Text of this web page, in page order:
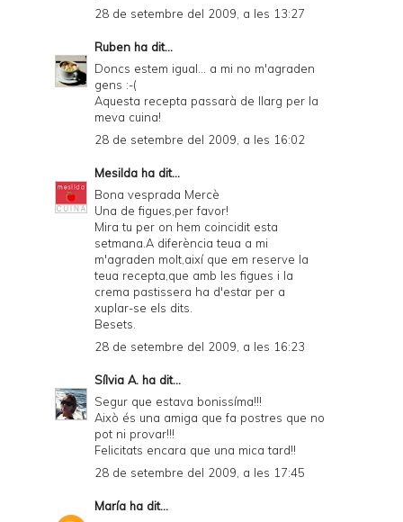
28 de setembre del 2009, a les 13:27
Ruben ha dit...
Doncs estem igual... a mi no m'agraden
gens :-(
Aquesta recepta passarà de llarg per la
meva cuina!
28 de setembre del 2009, a les 16:02
Mesilda ha dit...
Bona vesprada Mercè
Una de figues,per favor!
Mira tu per on hem coincidit esta
setmana.A diferència teua a mi
m'agraden molt,així que em reserve la
teua recepta,que amb les figues i la
crema pastissera ha d'estar per a
xuplar-se els dits.
Besets.
28 de setembre del 2009, a les 16:23
Sílvia A. ha dit...
Segur que estava bonissíma!!!
Això és una amiga que fa postres que no
pot ni provar!!!
Felicitats encara que una mica tard!!
28 de setembre del 2009, a les 17:45
María ha dit...